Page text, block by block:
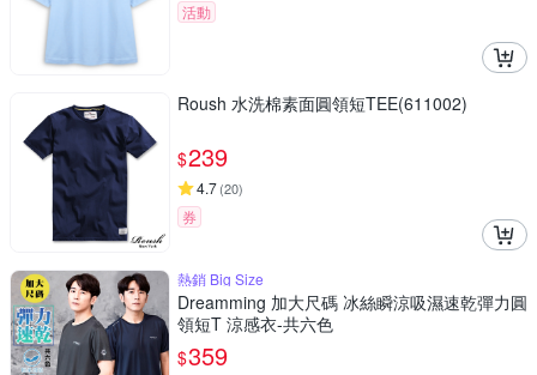
活動
Roush 水洗棉素面圓領短TEE(611002)
$239
4.7(20)
券
熱銷 Big Size
Dreamming 加大尺碼 冰絲瞬涼吸濕速乾彈力圓
領短T 涼感衣-共六色
$359